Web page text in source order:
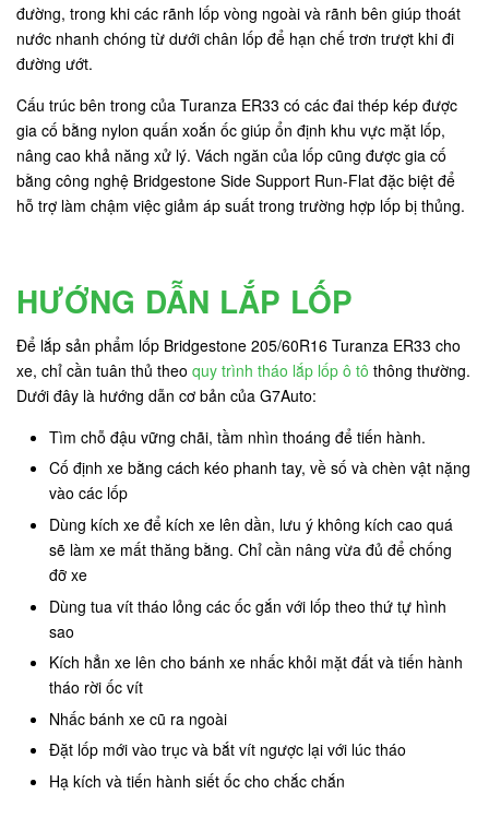
đường, trong khi các rãnh lốp vòng ngoài và rãnh bên giúp thoát
nước nhanh chóng từ dưới chân lốp để hạn chế trơn trượt khi đi
đường ướt.
Cấu trúc bên trong của Turanza ER33 có các đai thép kép được
gia cố bằng nylon quấn xoắn ốc giúp ổn định khu vực mặt lốp,
nâng cao khả năng xử lý. Vách ngăn của lốp cũng được gia cố
bằng công nghệ Bridgestone Side Support Run-Flat đặc biệt để
hỗ trợ làm chậm việc giảm áp suất trong trường hợp lốp bị thủng.
HƯỚNG DẪN LẮP LỐP
Để lắp sản phẩm lốp Bridgestone 205/60R16 Turanza ER33 cho
xe, chỉ cần tuân thủ theo quy trình tháo lắp lốp ô tô thông thường.
Dưới đây là hướng dẫn cơ bản của G7Auto:
Tìm chỗ đậu vững chãi, tầm nhìn thoáng để tiến hành.
Cố định xe bằng cách kéo phanh tay, về số và chèn vật nặng
vào các lốp
Dùng kích xe để kích xe lên dần, lưu ý không kích cao quá
sẽ làm xe mất thăng bằng. Chỉ cần nâng vừa đủ để chống
đỡ xe
Dùng tua vít tháo lỏng các ốc gắn với lốp theo thứ tự hình
sao
Kích hẳn xe lên cho bánh xe nhấc khỏi mặt đất và tiến hành
tháo rời ốc vít
Nhấc bánh xe cũ ra ngoài
Đặt lốp mới vào trục và bắt vít ngược lại với lúc tháo
Hạ kích và tiến hành siết ốc cho chắc chắn